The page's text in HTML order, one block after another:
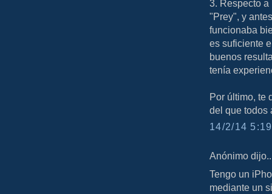
3. Respecto a
"Prey", y
funcionaba
es suficiente
buenos
tenía
Por último, te
del que todos
14/2/14
Anónimo
Tengo un
mediante un